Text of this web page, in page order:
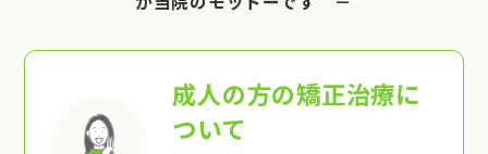
成人の方の矯正治療に
ついて